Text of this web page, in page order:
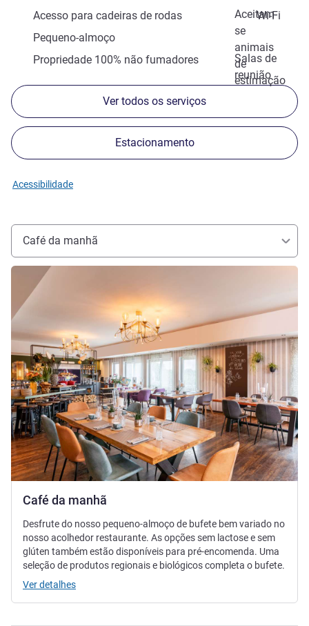
Aceitam-
se
animais
de
estimação
Acesso para cadeiras de rodas
Wi-Fi
Pequeno-almoço
Salas de
reunião
Propriedade 100% não fumadores
Ver todos os serviços
Estacionamento
Acessibilidade
Café da manhã
Café da manhã
Ver detalhes
Desfrute do nosso pequeno-almoço de bufete bem variado no
nosso acolhedor restaurante. As opções sem lactose e sem
glúten também estão disponíveis para pré-encomenda. Uma
seleção de produtos regionais e biológicos completa o bufete.
Ver detalhes